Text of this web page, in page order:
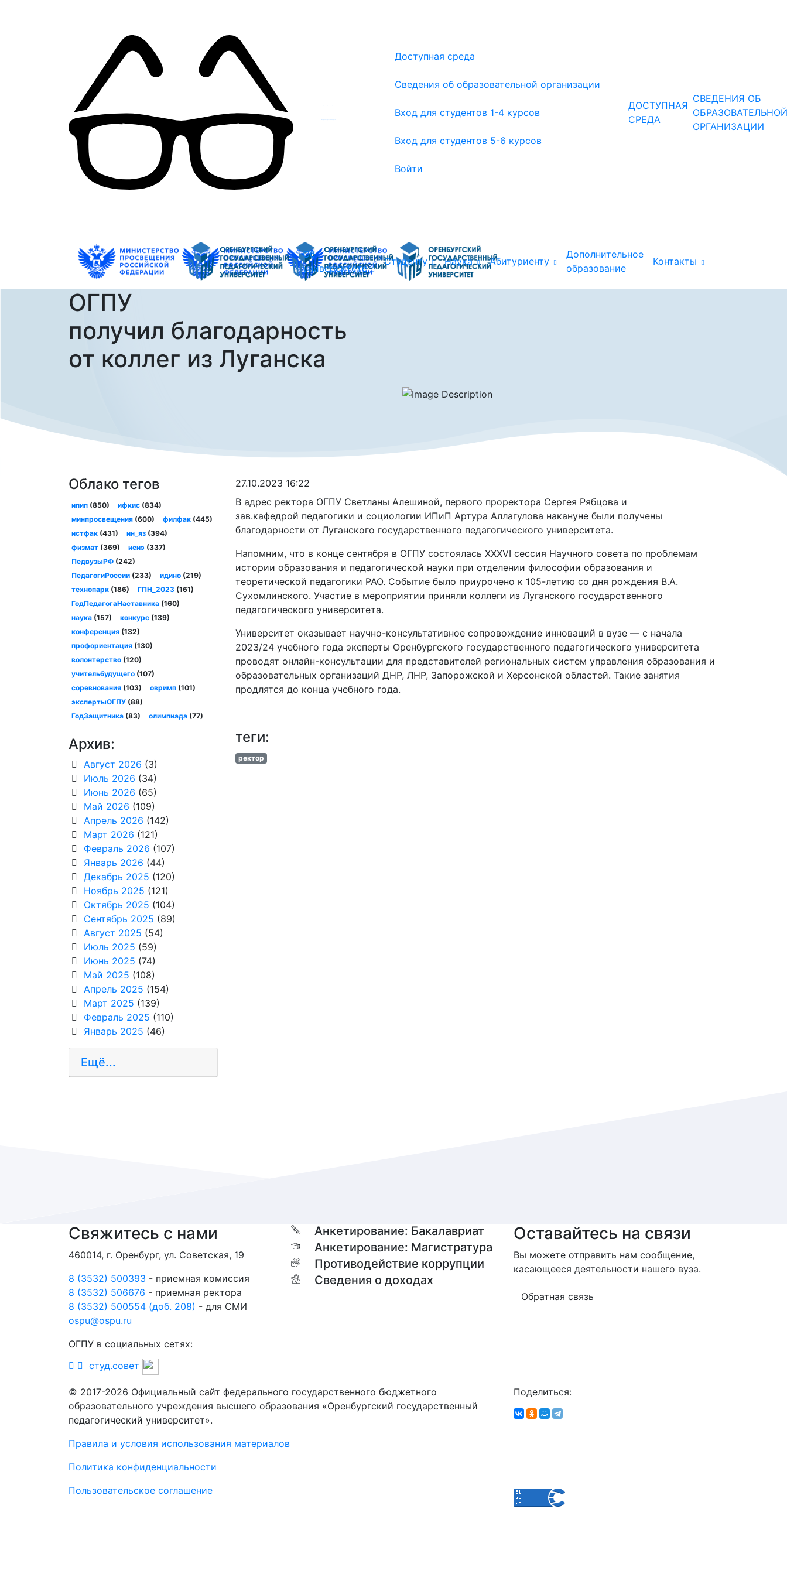
Доступная среда
Сведения об образовательной организации
Вход для студентов 1-4 курсов
Вход для студентов 5-6 курсов
Войти
ДОСТУПНАЯ
СРЕДА
СВЕДЕНИЯ ОБ
ОБРАЗОВАТЕЛЬНОЙ
ОРГАНИЗАЦИИ
Об
университете
Студенту Наука Абитуриенту
Дополнительное
образование
Контакты
ОГПУ
получил благодарность
от коллег из Луганска
27.10.2023 16:22
В адрес ректора ОГПУ Светланы Алешиной, первого проректора Сергея Рябцова и
зав.кафедрой педагогики и социологии ИПиП Артура Аллагулова накануне были получены
благодарности от Луганского государственного педагогического университета.
Напомним, что в конце сентября в ОГПУ состоялась XXХVI сессия Научного совета по проблемам
истории образования и педагогической науки при отделении философии образования и
теоретической педагогики РАО. Событие было приурочено к 105-летию со дня рождения В.А.
Сухомлинского. Участие в мероприятии приняли коллеги из Луганского государственного
педагогического университета.
Университет оказывает научно-консультативное сопровождение инноваций в вузе — с начала
2023/24 учебного года эксперты Оренбургского государственного педагогического университета
проводят онлайн-консультации для представителей региональных систем управления образования и
образовательных организаций ДНР, ЛНР, Запорожской и Херсонской областей. Такие занятия
продлятся до конца учебного года.
теги:
ректор
Облако тегов
ипип(850) ифкис (834)
минпросвещения(600) филфак (445)
истфак(431) ин_яз (394)
физмат(369) иеиэ (337)
ПедвузыРФ(242)
ПедагогиРоссии(233) идино (219)
технопарк(186) ГПН_2023 (161)
ГодПедагогаНаставника(160)
наука(157) конкурс (139)
конференция(132)
профориентация(130)
волонтерство(120)
учительбудущего(107)
соревнования(103) овримп (101)
экспертыОГПУ(88)
ГодЗащитника(83) олимпиада (77)
Архив:
Август 2026 (3)
Июль 2026 (34)
Июнь 2026 (65)
Май 2026 (109)
Апрель 2026 (142)
Март 2026 (121)
Февраль 2026 (107)
Январь 2026 (44)
Декабрь 2025 (120)
Ноябрь 2025 (121)
Октябрь 2025 (104)
Сентябрь 2025 (89)
Август 2025 (54)
Июль 2025 (59)
Июнь 2025 (74)
Май 2025 (108)
Апрель 2025 (154)
Март 2025 (139)
Февраль 2025 (110)
Январь 2025 (46)
Ещё...
Свяжитесь с нами
460014, г. Оренбург, ул. Советская, 19
8 (3532) 500393 - приемная комиссия
8 (3532) 506676 - приемная ректора
8 (3532) 500554 (доб. 208) - для СМИ
ospu@ospu.ru
ОГПУ в социальных сетях:
студ.совет
Анкетирование: Бакалавриат
Анкетирование: Магистратура
Противодействие коррупции
Сведения о доходах
Оставайтесь на связи
Вы можете отправить нам сообщение,
касающееся деятельности нашего вуза.
Обратная связь
© 2017-2026 Официальный сайт федерального государственного бюджетного
образовательного учреждения высшего образования «Оренбургский государственный
педагогический университет».
Правила и условия использования материалов
Политика конфиденциальности
Пользовательское соглашение
Поделиться: